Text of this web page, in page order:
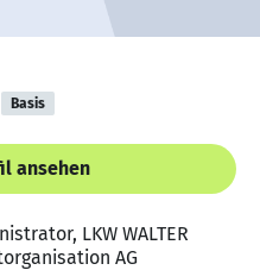
Basis
ansehen
LKW WALTER
AG